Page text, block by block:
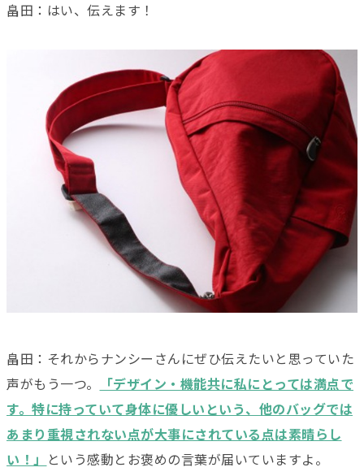
畠田：はい、伝えます！
畠田：それからナンシーさんにぜひ伝えたいと思っていた
声がもう一つ。
「デザイン・機能共に私にとっては満点で
す。特に持っていて身体に優しいという、他のバッグでは
あまり重視されない点が大事にされている点は素晴らし
い！」
という感動とお褒めの言葉が届いていますよ。